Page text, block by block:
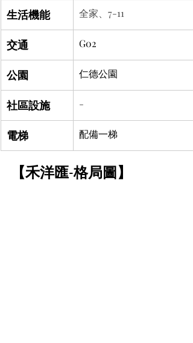
生活機能 全家、7-11
交通 G02
公園 仁德公園
社區設施 -
電梯 配備一梯
【禾洋匯-格局圖】